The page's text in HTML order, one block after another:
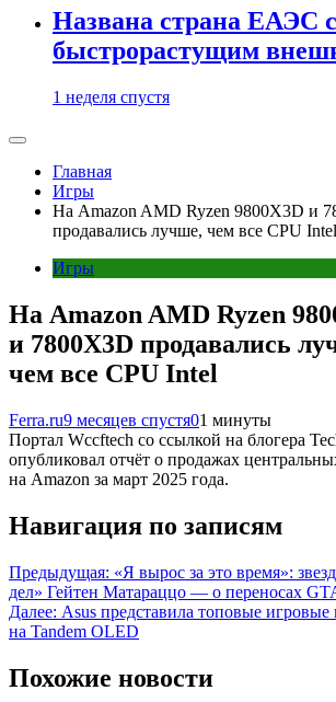
Названа страна ЕАЭС
быстрорастущим
1 неделя спустя
Главная
Игры
На Amazon AMD Ryzen 9800X3D и
продавались лучше, чем все CPU Intel
Игры
На Amazon AMD Ryzen
и 7800X3D продавались
чем все CPU Intel
Ferra.ru9 месяцев спустя01 минуты
Портал Wccftech со ссылкой на блогера
опубликовал отчёт о продажах
на Amazon за март 2025 года.
Навигация по записям
Предыдущая: «Я вырос за это время»:
дел» Гейтен Матараццо — о переносах
Далее: Asus представила топовые
на Tandem OLED
Похожие новости